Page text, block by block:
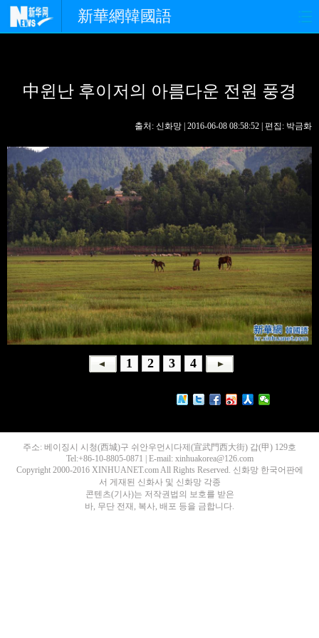
新華網韓國語
경제 사회 포토
핫 TV 문화
연예 관광 오피니언
생생 중국어
中윈난 후이저의 아름다운 전원 풍경
출처: 신화망 | 2016-06-08 08:58:52 | 편집: 박금화
1 2 3 4
주소: 베이징시 시청(西城)구 쉬안우먼시다제(宣武門西大街) 갑(甲) 129호
Tel:+86-10-8805-0871 | E-mail: xinhuakorea@126.com
Copyright 2000-2016 XINHUANET.com All Rights Reserved. 신화망 한국어판에
서 게재된 신화사 및 신화망 각종
콘텐츠(기사)는 저작권법의 보호를 받은
바, 무단 전재, 복사, 배포 등을 금합니다.